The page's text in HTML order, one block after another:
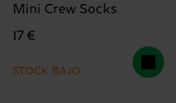
Mini Crew Socks
17 €
STOCK BAJO